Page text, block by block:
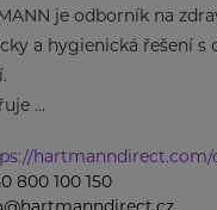
je odborník na
a hygienická řešení s
...
hartmanndirect.com/
800 100 150